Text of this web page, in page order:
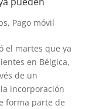
, Pago móvil
el martes que ya
en Bélgica,
de un
incorporación
forma parte de